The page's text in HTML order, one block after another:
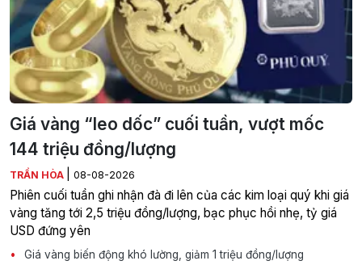
Giá vàng “leo dốc” cuối tuần, vượt mốc
144 triệu đồng/lượng
TRẦN HÒA 08-08-2026
Phiên cuối tuần ghi nhận đà đi lên của các kim loại quý khi giá
vàng tăng tới 2,5 triệu đồng/lượng, bạc phục hồi nhẹ, tỷ giá
USD đứng yên
Giá vàng biến động khó lường, giảm 1 triệu đồng/lượng